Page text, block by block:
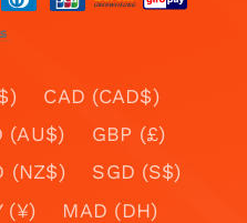
CAD (CAD$)
(AU$)
GBP (£)
(NZ$)
SGD (S$)
(¥)
MAD (DH)